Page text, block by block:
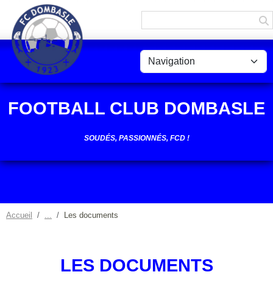
FOOTBALL CLUB DOMBASLE
SOUDÉS, PASSIONNÉS, FCD !
Accueil Les documents
LES DOCUMENTS
Panneau de gestion des cookies